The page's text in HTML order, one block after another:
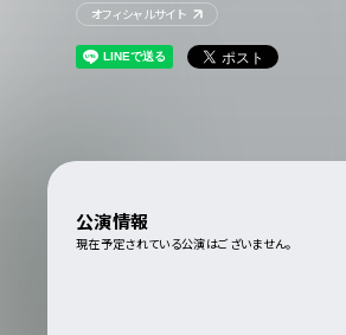
オフィシャルサイト
公演情報
現在予定されている公演はございません。